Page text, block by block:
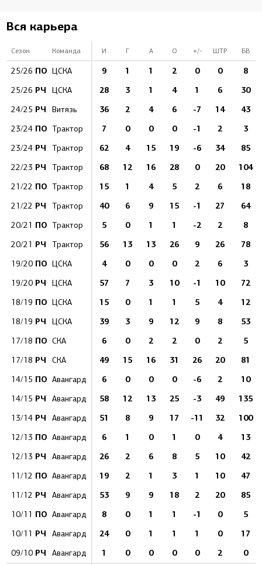
Вся карьера
Сезон Команда И Г А О +/- ШТР БВ
25/26 ПО ЦСКА 9 1 1 2 0 0 8
25/26 РЧ ЦСКА 28 3 1 4 1 6 30
24/25 РЧ Витязь 36 2 4 6 -7 14 43
23/24 ПО Трактор 7 0 0 0 -1 2 3
23/24 РЧ Трактор 62 4 15 19 -6 34 85
22/23 РЧ Трактор 68 12 16 28 0 20 104
21/22 ПО Трактор 15 1 4 5 2 6 18
21/22 РЧ Трактор 40 6 9 15 -1 27 64
20/21 ПО Трактор 5 0 1 1 -2 2 8
20/21 РЧ Трактор 56 13 13 26 9 26 78
19/20 ПО ЦСКА 4 0 0 0 2 6 3
19/20 РЧ ЦСКА 57 7 3 10 -1 10 72
18/19 ПО ЦСКА 15 0 1 1 5 4 12
18/19 РЧ ЦСКА 39 3 9 12 9 8 53
17/18 ПО СКА 6 0 2 2 0 2 5
17/18 РЧ СКА 49 15 16 31 26 20 81
14/15 ПО Авангард 6 0 0 0 -6 2 10
14/15 РЧ Авангард 58 12 13 25 -3 49 135
13/14 РЧ Авангард 51 8 9 17 -11 32 100
12/13 ПО Авангард 6 1 0 1 0 4 13
12/13 РЧ Авангард 26 2 6 8 5 10 42
11/12 ПО Авангард 19 2 1 3 1 10 47
11/12 РЧ Авангард 53 9 9 18 2 20 85
10/11 ПО Авангард 8 0 1 1 -1 0 5
10/11 РЧ Авангард 24 0 1 1 1 0 17
09/10 РЧ Авангард 1 0 0 0 0 2 0